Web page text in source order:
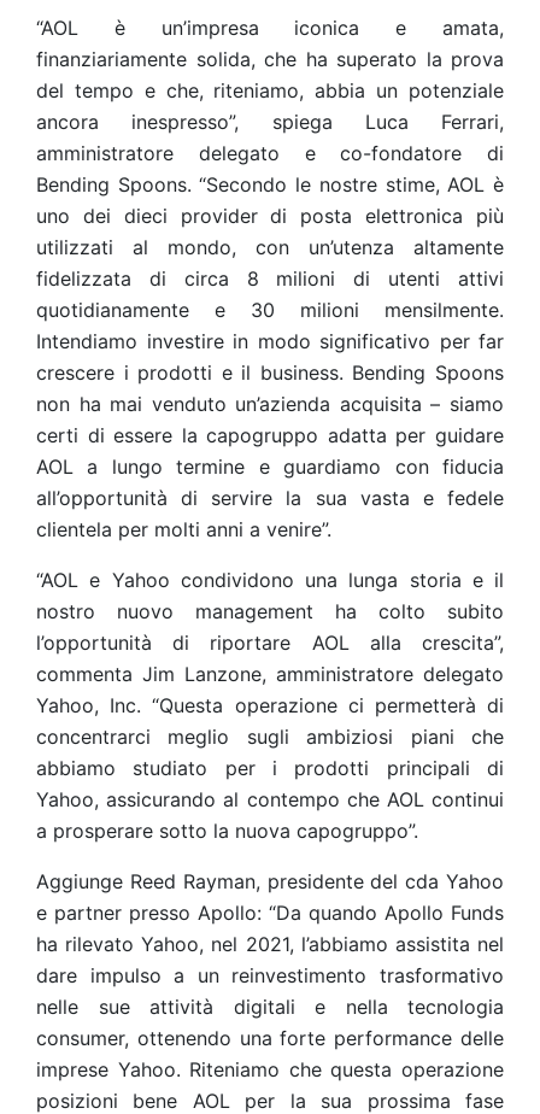
“AOL è un’impresa iconica e amata,
finanziariamente solida, che ha superato la prova
del tempo e che, riteniamo, abbia un potenziale
ancora inespresso”, spiega Luca Ferrari,
amministratore delegato e co-fondatore di
Bending Spoons. “Secondo le nostre stime, AOL è
uno dei dieci provider di posta elettronica più
utilizzati al mondo, con un’utenza altamente
fidelizzata di circa 8 milioni di utenti attivi
quotidianamente e 30 milioni mensilmente.
Intendiamo investire in modo significativo per far
crescere i prodotti e il business. Bending Spoons
non ha mai venduto un’azienda acquisita – siamo
certi di essere la capogruppo adatta per guidare
AOL a lungo termine e guardiamo con fiducia
all’opportunità di servire la sua vasta e fedele
clientela per molti anni a venire”.
“AOL e Yahoo condividono una lunga storia e il
nostro nuovo management ha colto subito
l’opportunità di riportare AOL alla crescita”,
commenta Jim Lanzone, amministratore delegato
Yahoo, Inc. “Questa operazione ci permetterà di
concentrarci meglio sugli ambiziosi piani che
abbiamo studiato per i prodotti principali di
Yahoo, assicurando al contempo che AOL continui
a prosperare sotto la nuova capogruppo”.
Aggiunge Reed Rayman, presidente del cda Yahoo
e partner presso Apollo: “Da quando Apollo Funds
ha rilevato Yahoo, nel 2021, l’abbiamo assistita nel
dare impulso a un reinvestimento trasformativo
nelle sue attività digitali e nella tecnologia
consumer, ottenendo una forte performance delle
imprese Yahoo. Riteniamo che questa operazione
posizioni bene AOL per la sua prossima fase